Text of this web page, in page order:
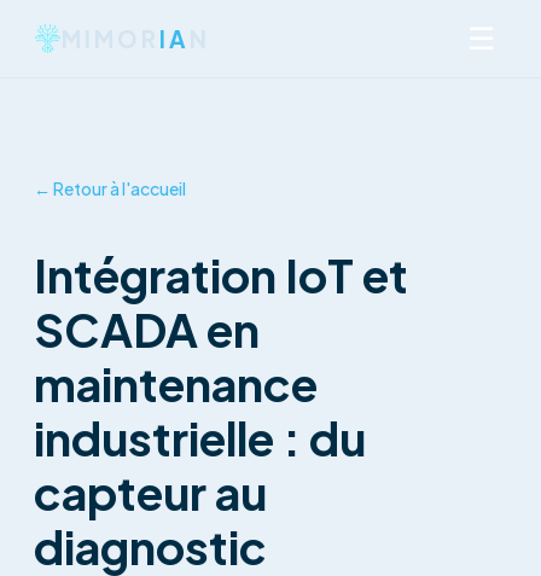
IA
← Retour à l'accueil
Intégration IoT et
SCADA en
maintenance
industrielle : du
capteur au
diagnostic